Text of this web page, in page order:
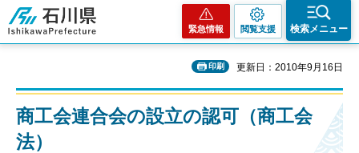
石川県
緊急情報 閲覧支援 検索メニュー
印刷 更新日：2010年9月16日
商工会連合会の設立の認可（商工会
法）